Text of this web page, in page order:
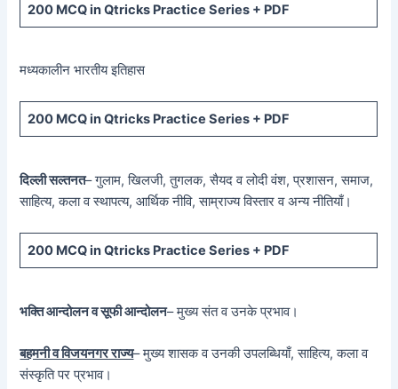
200 MCQ in Qtricks Practice Series + PDF
मध्यकालीन भारतीय इतिहास
200 MCQ in Qtricks Practice Series + PDF
दिल्ली सल्तनत– गुलाम, खिलजी, तुगलक, सैयद व लोदी वंश, प्रशासन, समाज,
साहित्य, कला व स्थापत्य, आर्थिक नीवि, साम्राज्य विस्तार व अन्य नीतियाँ।
200 MCQ in Qtricks Practice Series + PDF
भक्ति आन्दोलन व सूफी आन्दोलन– मुख्य संत व उनके प्रभाव।
बहमनी व विजयनगर राज्य– मुख्य शासक व उनकी उपलब्धियाँ, साहित्य, कला व
संस्कृति पर प्रभाव।